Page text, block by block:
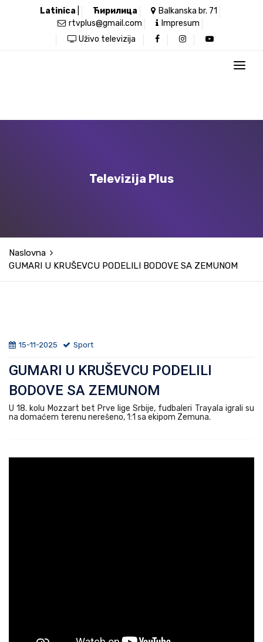
Latinica Ћирилица
Balkanska br. 71
rtvplus@gmail.com
Impresum
Uživo televizija
Televizija Plus
Naslovna
GUMARI U KRUŠEVCU PODELILI BODOVE SA ZEMUNOM
15-11-2025 Sport
GUMARI U KRUŠEVCU PODELILI
BODOVE SA ZEMUNOM
U 18. kolu Mozzart bet Prve lige Srbije, fudbaleri Trayala igrali su
na domaćem terenu nerešeno, 1:1 sa ekipom Zemuna.